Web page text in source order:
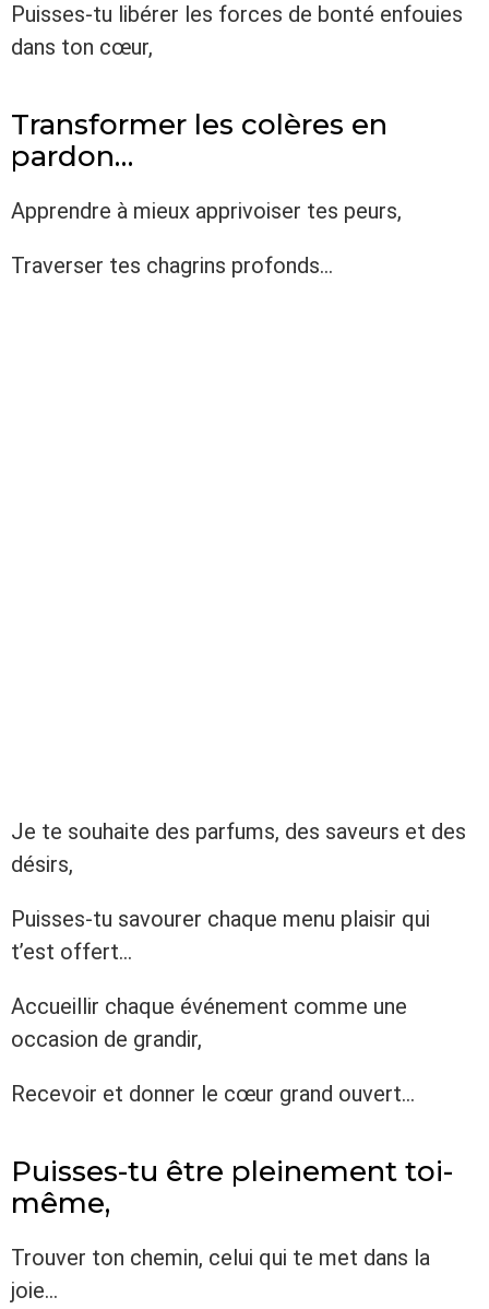
Puisses-tu libérer les forces de bonté enfouies
dans ton cœur,
Transformer les colères en
pardon…
Apprendre à mieux apprivoiser tes peurs,
Traverser tes chagrins profonds…
Je te souhaite des parfums, des saveurs et des
désirs,
Puisses-tu savourer chaque menu plaisir qui
t’est offert…
Accueillir chaque événement comme une
occasion de grandir,
Recevoir et donner le cœur grand ouvert…
Puisses-tu être pleinement toi-
même,
Trouver ton chemin, celui qui te met dans la
joie…